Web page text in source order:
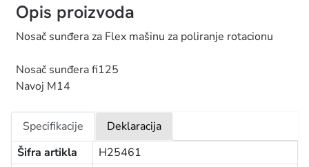
Opis proizvoda
Nosač sunđera za Flex mašinu za poliranje rotacionu
Nosač sunđera fi125
Navoj M14
Specifikacije
Deklaracija
Šifra artikla
H25461